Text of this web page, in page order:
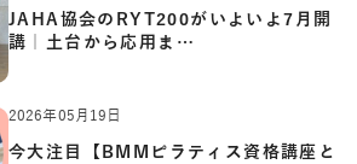
JAHA協会のRYT200がいよいよ7月開
講｜土台から応用ま…
2026年05月19日
今大注目【BMMピラティス資格講座と